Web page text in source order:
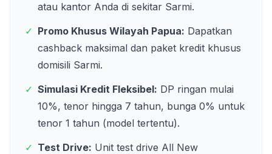
atau kantor Anda di sekitar Sarmi.
✓ Promo Khusus Wilayah Papua: Dapatkan
cashback maksimal dan paket kredit khusus
domisili Sarmi.
✓ Simulasi Kredit Fleksibel: DP ringan mulai
10%, tenor hingga 7 tahun, bunga 0% untuk
tenor 1 tahun (model tertentu).
✓ Test Drive: Unit test drive All New